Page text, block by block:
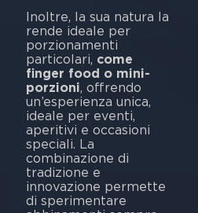
Inoltre, la sua natura la
rende ideale per
porzionamenti
particolari, come
finger food o mini-
porzioni, offrendo
un’esperienza unica,
ideale per eventi,
aperitivi e occasioni
speciali. La
combinazione di
tradizione e
innovazione permette
di sperimentare